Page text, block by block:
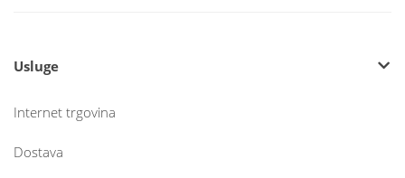
Usluge
Internet trgovina
Dostava